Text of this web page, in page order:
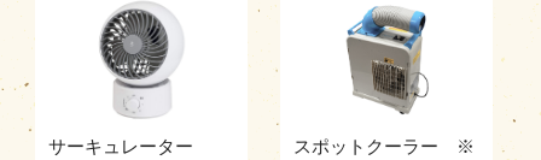
サーキュレーター
スポットクーラー ※